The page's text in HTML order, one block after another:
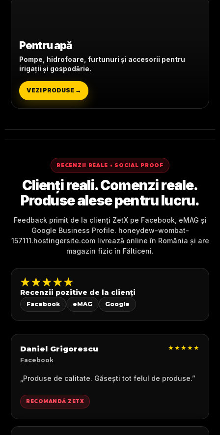
Pentru apă
Pompe, hidrofoare, furtunuri și accesorii pentru
irigații și gospodărie.
VEZI PRODUSE →
RECENZII REALE • SOCIAL PROOF
Clienți reali. Comenzi reale.
Produse alese pentru lucru.
Feedback primit de la clienți ZetX pe Facebook, eMAG și
Google Business Profile. honeydew-wombat-
157111.hostingersite.com livrează online în România și are
magazin fizic în Fălticeni.
★★★★★
Recenzii pozitive de la clienți
Facebook eMAG Google
Daniel Grigorescu
Facebook
★★★★★
„Produse de calitate. Găsești tot felul de produse.”
RECOMANDĂ ZETX